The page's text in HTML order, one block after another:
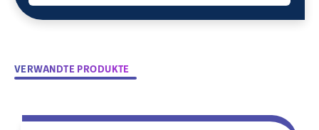
VERWANDTE PRODUKTE